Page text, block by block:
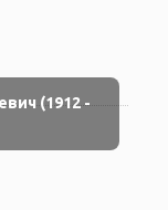
(1912 -